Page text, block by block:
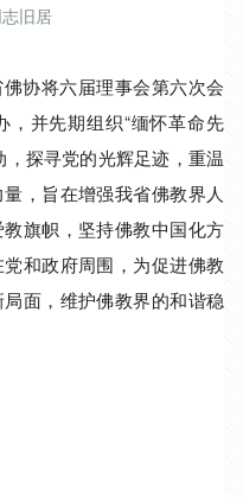
旧居
协将六届理事会第六次会
并先期组织“缅怀革命先
探寻党的光辉足迹，重温
，旨在增强我省佛教界人
旗帜，坚持佛教中国化方
和政府周围，为促进佛教
面，维护佛教界的和谐稳